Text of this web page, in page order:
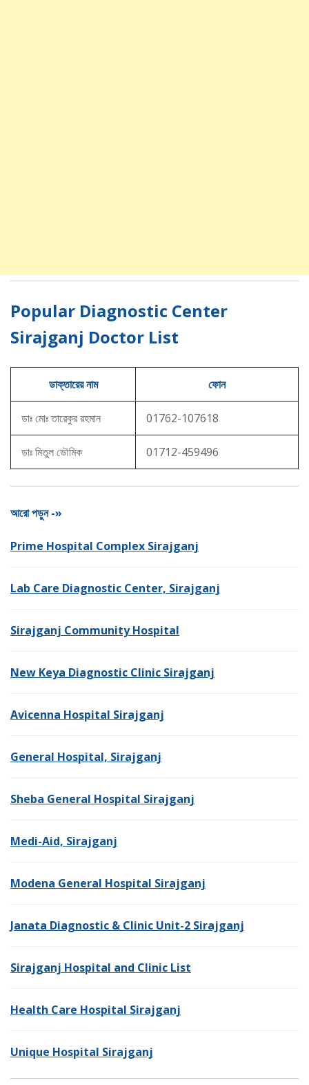
Popular Diagnostic Center
Sirajganj Doctor List
ডাক্তারের নাম ফোন
ডাঃ মোঃ তারেকুর রহমান 01762-107618
ডাঃ মিতুল ভৌমিক 01712-459496
আরো পড়ুন -»
Prime Hospital Complex Sirajganj
Lab Care Diagnostic Center, Sirajganj
Sirajganj Community Hospital
New Keya Diagnostic Clinic Sirajganj
Avicenna Hospital Sirajganj
General Hospital, Sirajganj
Sheba General Hospital Sirajganj
Medi-Aid, Sirajganj
Modena General Hospital Sirajganj
Janata Diagnostic & Clinic Unit-2 Sirajganj
Sirajganj Hospital and Clinic List
Health Care Hospital Sirajganj
Unique Hospital Sirajganj